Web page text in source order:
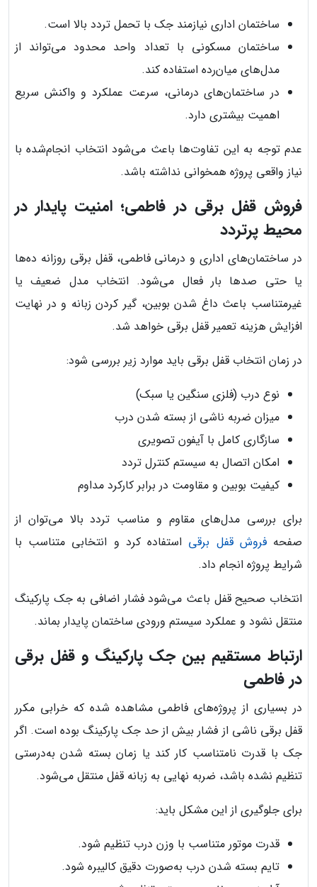
ساختمان اداری نیازمند جک با تحمل تردد بالا است.
ساختمان مسکونی با تعداد واحد محدود می‌تواند از
مدل‌های میان‌رده استفاده کند.
در ساختمان‌های درمانی، سرعت عملکرد و واکنش سریع
اهمیت بیشتری دارد.
عدم توجه به این تفاوت‌ها باعث می‌شود انتخاب انجام‌شده با
نیاز واقعی پروژه همخوانی نداشته باشد.
فروش قفل برقی در فاطمی؛ امنیت پایدار در
محیط پرتردد
در ساختمان‌های اداری و درمانی فاطمی، قفل برقی روزانه ده‌ها
یا حتی صدها بار فعال می‌شود. انتخاب مدل ضعیف یا
غیرمتناسب باعث داغ شدن بوبین، گیر کردن زبانه و در نهایت
افزایش هزینه تعمیر قفل برقی خواهد شد.
در زمان انتخاب قفل برقی باید موارد زیر بررسی شود:
نوع درب (فلزی سنگین یا سبک)
میزان ضربه ناشی از بسته شدن درب
سازگاری کامل با آیفون تصویری
امکان اتصال به سیستم کنترل تردد
کیفیت بوبین و مقاومت در برابر کارکرد مداوم
برای بررسی مدل‌های مقاوم و مناسب تردد بالا می‌توان از
صفحهفروش قفل برقی استفاده کرد و انتخابی متناسب با
شرایط پروژه انجام داد.
انتخاب صحیح قفل باعث می‌شود فشار اضافی به جک پارکینگ
منتقل نشود و عملکرد سیستم ورودی ساختمان پایدار بماند.
ارتباط مستقیم بین جک پارکینگ و قفل برقی
در فاطمی
در بسیاری از پروژه‌های فاطمی مشاهده شده که خرابی مکرر
قفل برقی ناشی از فشار بیش از حد جک پارکینگ بوده است. اگر
جک با قدرت نامتناسب کار کند یا زمان بسته شدن به‌درستی
تنظیم نشده باشد، ضربه نهایی به زبانه قفل منتقل می‌شود.
برای جلوگیری از این مشکل باید:
قدرت موتور متناسب با وزن درب تنظیم شود.
تایم بسته شدن درب به‌صورت دقیق کالیبره شود.